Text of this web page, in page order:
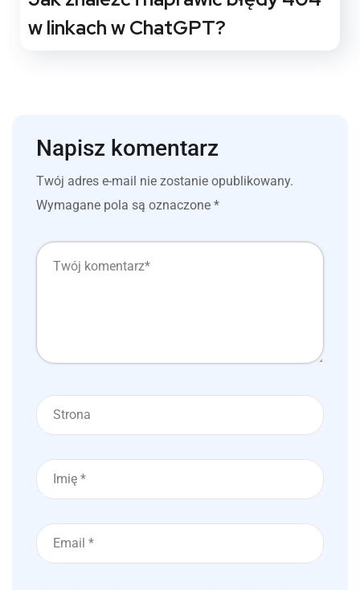
w linkach w ChatGPT?
Napisz komentarz
Twój adres e-mail nie zostanie opublikowany.
Wymagane pola są oznaczone *